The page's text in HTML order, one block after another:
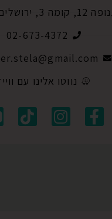
3, ירושלים, 9342210
02-673-4372
נווטו אלינו עם